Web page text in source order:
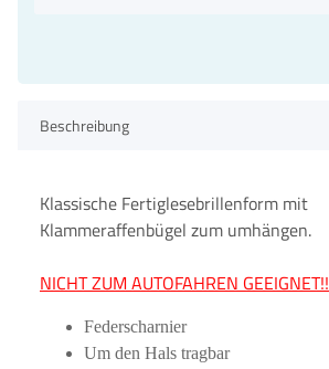
Beschreibung
Klassische Fertiglesebrillenform mit
Klammeraffenbügel zum umhängen.
NICHT ZUM AUTOFAHREN GEEIGNET!!
Federscharnier
Um den Hals tragbar